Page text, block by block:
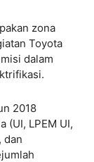
zona
Toyota
dalam
2018
(UI, LPEM UI,
dan